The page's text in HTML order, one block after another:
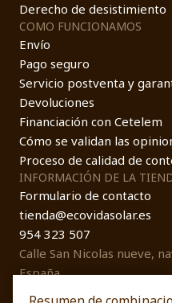
Derecho de desistimiento
COMO FUNCIONAMOS
Envío
Pago seguro
Servicio postventa y
Devoluciones
Financiación con Cetelem
Cómo se validan las
Proceso de calidad de
INFORMACIÓN DE LA
Formulario de contacto
tienda@ecovidasolar.es
954 323 507
Calle San Nicolas nueve,
España